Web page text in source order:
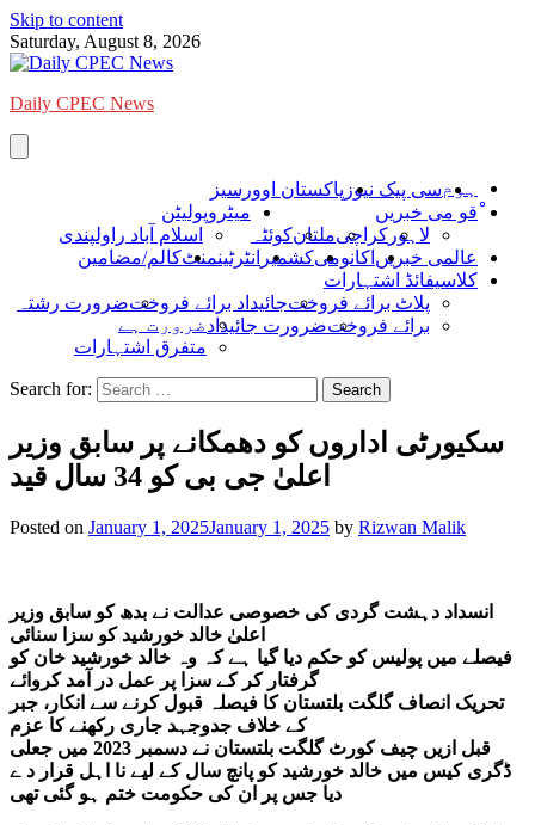
Skip to content
Saturday, August 8, 2026
Daily CPEC News
ہومسی پیک نیوز پاکستان اوورسیز
ْقو می خبریں
لاہور کراچیملتانکوئٹہ
میٹروپولیٹن
اسلام آباد راولپندی
عالمی خبریں اکانومیکشمیر انٹرٹینمنٹکالم/مضامین
کلاسیفائڈ اشتہارات
پلاٹ برائے فروختجائیداد برائے فروختضرورت رشتہ
برائے فروختضرورت جائیدادضرورت ہے
متفرق اشتہارات
Search for:
سکیورٹی اداروں کو دھمکانے پر سابق وزیر
اعلیٰ جی بی کو 34 سال قید
Posted on January 1, 2025January 1, 2025 by Rizwan Malik
انسداد دہشت گردی کی خصوصی عدالت نے بدھ کو سابق وزیر
اعلیٰ خالد خورشید کو سزا سنائی
فیصلے میں پولیس کو حکم دیا گیا ہے کہ وہ خالد خورشید خان کو
گرفتار کر کے سزا پر عمل در آمد کروائے
تحریک انصاف گلگت بلتستان کا فیصلہ قبول کرنے سے انکار، جبر
کے خلاف جدوجہد جاری رکھنے کا عزم
قبل ازیں چیف کورٹ گلگت بلتستان نے دسمبر 2023 میں جعلی
ڈگری کیس میں خالد خورشید کو پانچ سال کے لیے نا اہل قرار د ے
دیا جس پر ان کی حکومت ختم ہو گئی تھی